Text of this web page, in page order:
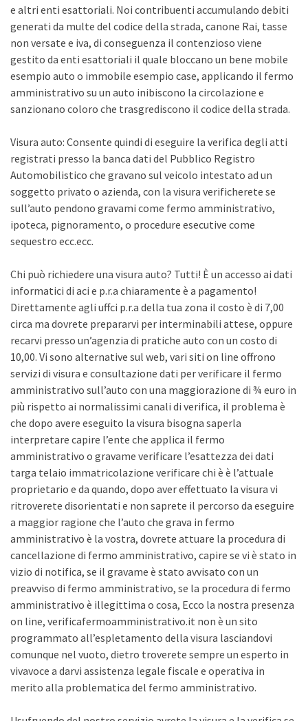
e altri enti esattoriali. Noi contribuenti accumulando debiti
generati da multe del codice della strada, canone Rai, tasse
non versate e iva, di conseguenza il contenzioso viene
gestito da enti esattoriali il quale bloccano un bene mobile
esempio auto o immobile esempio case, applicando il fermo
amministrativo su un auto inibiscono la circolazione e
sanzionano coloro che trasgrediscono il codice della strada.
Visura auto: Consente quindi di eseguire la verifica degli atti
registrati presso la banca dati del Pubblico Registro
Automobilistico che gravano sul veicolo intestato ad un
soggetto privato o azienda, con la visura verificherete se
sull’auto pendono gravami come fermo amministrativo,
ipoteca, pignoramento, o procedure esecutive come
sequestro ecc.ecc.
Chi può richiedere una visura auto? Tutti! È un accesso ai dati
informatici di aci e p.r.a chiaramente è a pagamento!
Direttamente agli uffci p.r.a della tua zona il costo è di 7,00
circa ma dovrete prepararvi per interminabili attese, oppure
recarvi presso un’agenzia di pratiche auto con un costo di
10,00. Vi sono alternative sul web, vari siti on line offrono
servizi di visura e consultazione dati per verificare il fermo
amministrativo sull’auto con una maggiorazione di ¾ euro in
più rispetto ai normalissimi canali di verifica, il problema è
che dopo avere eseguito la visura bisogna saperla
interpretare capire l’ente che applica il fermo
amministrativo o gravame verificare l’esattezza dei dati
targa telaio immatricolazione verificare chi è è l’attuale
proprietario e da quando, dopo aver effettuato la visura vi
ritroverete disorientati e non saprete il percorso da eseguire
a maggior ragione che l’auto che grava in fermo
amministrativo è la vostra, dovrete attuare la procedura di
cancellazione di fermo amministrativo, capire se vi è stato in
vizio di notifica, se il gravame è stato avvisato con un
preavviso di fermo amministrativo, se la procedura di fermo
amministrativo è illegittima o cosa, Ecco la nostra presenza
on line, verificafermoamministrativo.it non è un sito
programmato all’espletamento della visura lasciandovi
comunque nel vuoto, dietro troverete sempre un esperto in
vivavoce a darvi assistenza legale fiscale e operativa in
merito alla problematica del fermo amministrativo.